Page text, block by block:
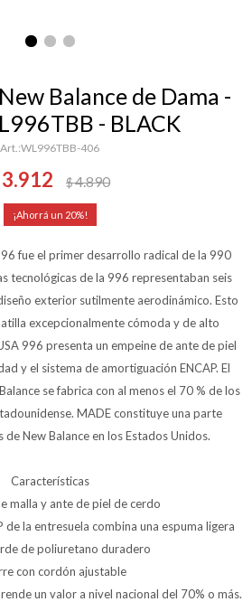
Balance de Dama -
- BLACK
WL996TBB-406
3.912 $4.890
20
fue el primer desarrollo radical de la 990
tecnológicas de la 996 representaban seis
exterior sutilmente aerodinámico. Esto
excepcionalmente cómoda y de alto
996 presenta un empeine de ante de piel
y el sistema de amortiguación ENCAP. El
se fabrica con al menos el 70 % de los
MADE constituye una parte
New Balance en los Estados Unidos.
Características
malla y ante de piel de cerdo
de la entresuela combina una espuma ligera
de poliuretano duradero
con cordón ajustable
un valor a nivel nacional del 70% o más.